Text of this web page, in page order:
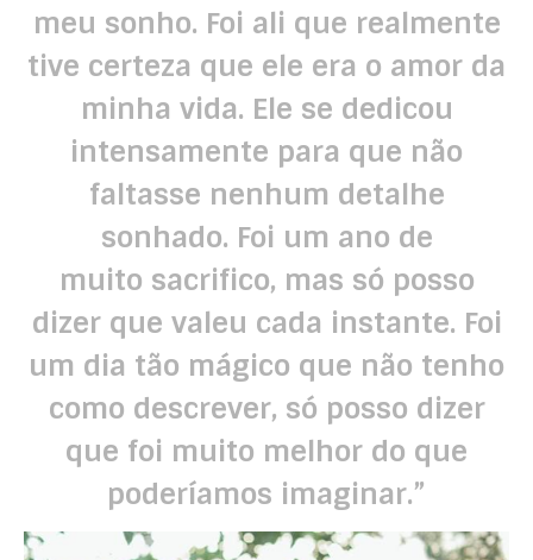
meu sonho. Foi ali que realmente
tive certeza que ele era o amor da
minha vida. Ele se dedicou
intensamente para que não
faltasse nenhum detalhe
sonhado. Foi um ano de
muito sacrifico, mas só posso
dizer que valeu cada instante. Foi
um dia tão mágico que não tenho
como descrever, só posso dizer
que foi muito melhor do que
poderíamos imaginar.”